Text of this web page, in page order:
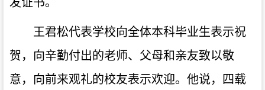
王君松代表学校向全体本科毕业生表示祝
贺，向辛勤付出的老师、父母和亲友致以敬
意，向前来观礼的校友表示欢迎。他说，四载